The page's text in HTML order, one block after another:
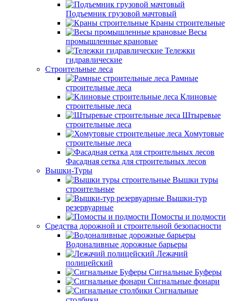
Подъемник грузовой мачтовый
Краны строительные
Весы
промышленные крановые
Тележки
гидравлические
Строительные леса
Рамные
строительные леса
Клиновые
строительные леса
Штыревые
строительные леса
Хомутовые
строительные леса
Фасадная сетка для строительных лесов
Вышки-Туры
Вышки туры
строительные
Вышки-тур
резервуарные
Помосты и подмости
Средства дорожной и строительной безопасности
Водоналивные дорожные барьеры
Лежачий
полицейский
Сигнальные Буферы
Сигнальные фонари
Сигнальные